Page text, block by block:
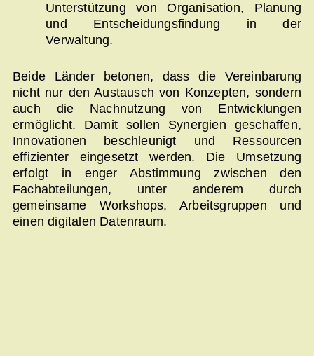
Unterstützung von Organisation, Planung
und Entscheidungsfindung in der
Verwaltung.
Beide Länder betonen, dass die Vereinbarung
nicht nur den Austausch von Konzepten, sondern
auch die Nachnutzung von Entwicklungen
ermöglicht. Damit sollen Synergien geschaffen,
Innovationen beschleunigt und Ressourcen
effizienter eingesetzt werden. Die Umsetzung
erfolgt in enger Abstimmung zwischen den
Fachabteilungen, unter anderem durch
gemeinsame Workshops, Arbeitsgruppen und
einen digitalen Datenraum.